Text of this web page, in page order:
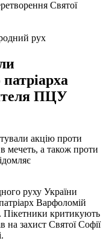
рух
ПЦУ
акцію проти
мечеть, а також проти
руху України
Варфоломій
Пікетники критикують
на захист Святої Софії